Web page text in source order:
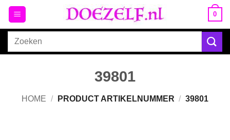
Ga
naar
inhoud
0
Zoeken
39801
HOME / PRODUCT ARTIKELNUMMER / 39801